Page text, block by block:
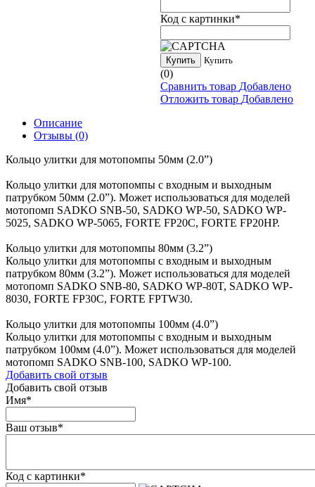
Код с картинки*
Купить Купить
(0)
Сравнить товар Добавлено
Отложить товар Добавлено
Описание
Отзывы (0)
Кольцо улитки для мотопомпы 50мм (2.0”)
Кольцо улитки для мотопомпы с входным и выходным
патрубком 50мм (2.0”). Может использоваться для моделей
мотопомп SADKO SNB-50, SADKO WP-50, SADKO WP-
5025, SADKO WP-5065, FORTE FP20C, FORTE FP20HP.
Кольцо улитки для мотопомпы 80мм (3.2”)
Кольцо улитки для мотопомпы с входным и выходным
патрубком 80мм (3.2”). Может использоваться для моделей
мотопомп SADKO SNB-80, SADKO WP-80T, SADKO WP-
8030, FORTE FP30C, FORTE FPTW30.
Кольцо улитки для мотопомпы 100мм (4.0”)
Кольцо улитки для мотопомпы с входным и выходным
патрубком 100мм (4.0”). Может использоваться для моделей
мотопомп SADKO SNB-100, SADKO WP-100.
Добавить свой отзыв
Добавить свой отзыв
Имя*
Ваш отзыв*
Код с картинки*